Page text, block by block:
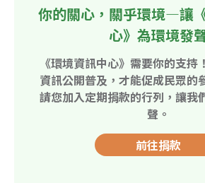
你的關心，關乎環境—讓
心》為環境發
《環境資訊中心》需要你的支持
資訊公開普及，才能促成民眾的
請您加入定期捐款的行列，讓我
聲。
前往捐款